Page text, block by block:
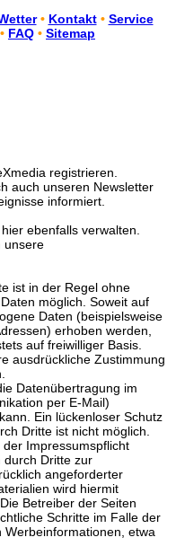
• Kontakt • Service
• FAQ • Sitemap
registrieren.
auch unseren Newsletter
informiert.
ebenfalls verwalten.
unsere
ist in der Regel ohne
möglich. Soweit auf
Daten (beispielsweise
erhoben werden,
auf freiwilliger Basis.
ausdrückliche Zustimmung
Datenübertragung im
per E-Mail)
Ein lückenloser Schutz
Dritte ist nicht möglich.
Impressumspflicht
durch Dritte zur
angeforderter
wird hiermit
Betreiber der Seiten
Schritte im Falle der
etwa